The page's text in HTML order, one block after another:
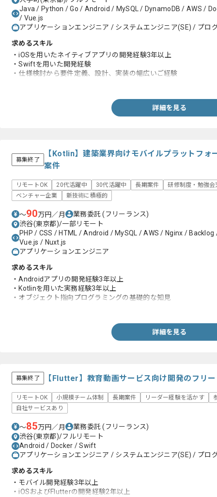
Java / Python / Go / Android / MySQL / DynamoDB / AWS /
/ Vue.js
アプリケーションエンジニア / システムエンジニア(SE) / プロ
求めるスキル
・iOSを用いたネイティブアプリの開発経験3年以上
・Swiftを用いた開発経験
・仕様検討から要件定義、設計、実装の幅広いご経験
詳細を見る
募集終了
【Kotlin】建築業界向けモバイルプラットフォ
案件
リモートOK 20代活躍中 30代活躍中 長期案件
研修制度・勉強会
ベンチャー企業
新技術に積極的
〜90万円／月 業務委託(フリーランス)
渋谷(東京都)/一部リモート
PHP / CSS / HTML / Android / MySQL / AWS / Nginx /
Vue.js / Nuxt.js
アプリケーションエンジニア
求めるスキル
・Androidアプリの開発経験3年以上
・Kotlinを用いた実務経験3年以上
・オブジェクト指向プログラミングの基礎的な知見
詳細を見る
募集終了 【Flutter】教育動画サービス向け開発のフリ
リモートOK 小規模チーム体制 長期案件 リーダー経験を活かす
自社サービスあり
〜85万円／月 業務委託(フリーランス)
渋谷(東京都)/フルリモート
Android / Docker / Swift
アプリケーションエンジニア / システムエンジニア(SE) / プロ
求めるスキル
・モバイル開発経験3年以上
・iOSおよびFlutterの開発経験2年以上